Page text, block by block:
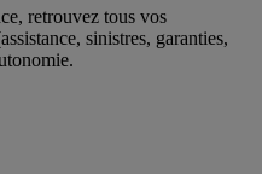
retrouvez tous vos
sinistres, garanties,